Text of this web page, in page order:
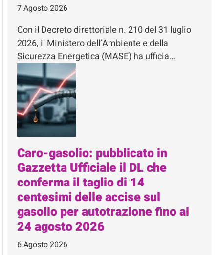
7 Agosto 2026
Con il Decreto direttoriale n. 210 del 31 luglio
2026, il Ministero dell’Ambiente e della
Sicurezza Energetica (MASE) ha ufficia…
Caro-gasolio: pubblicato in
Gazzetta Ufficiale il DL che
conferma il taglio di 14
centesimi delle accise sul
gasolio per autotrazione fino al
24 agosto 2026
6 Agosto 2026